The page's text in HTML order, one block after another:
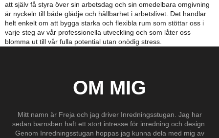
att själv få styra över sin arbetsdag och sin omedelbara omgivning
är nyckeln till både glädje och hållbarhet i arbetslivet. Det handlar
helt enkelt om att bygga starka och flexibla rum som stöttar oss i
varje steg av vår professionella utveckling och som låter oss
blomma ut till vår fulla potential utan onödig stress.
OM MIG
Mitt namn är Freja och jag driver Inredningsstugan. Jag har
sedan barnsben haft ett stort intresse för inredning och design.
Genom Inredningsstugan hoppas jag kunna dela med mig av